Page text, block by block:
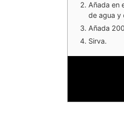
Añada en
de agua y
Añada
Sirva.